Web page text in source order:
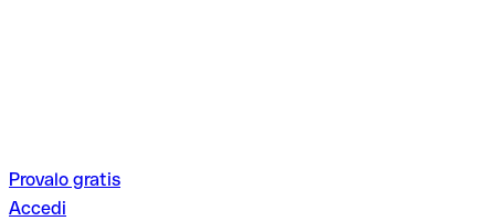
Provalo gratis
Accedi